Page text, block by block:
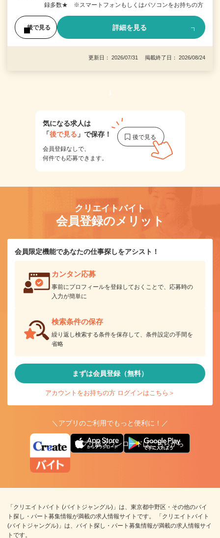
録多数★ ※スマートフォンもしくはパソコンをお持ちの方
後で見る 詳細を見る
更新日： 2026/07/31 掲載終了日： 2026/08/24
1
気になる求人は
「後で見る 」で保存！
会員登録なしで、
何件でも応募できます。
クリエイトバイト
会員登録のメリット
会員限定機能であなたの仕事探しをアシスト！
カンタン応募
事前にプロフィールを登録しておくことで、応募時の
入力が簡単に
検索条件の保存
繰り返し検索する条件を保存して、条件設定の手間を
省略
まずは会員登録（無料）
アカウントをお持ちの方 ログインはこちら＞
＼アプリのご利用でもっと便利に！／
アプリ版ダウンロードはこちらから
「クリエイトバイト (バイトジャングル)」は、東京都中野区・その他のバイ
ト探し・パート募集情報が満載の求人情報サイトです。 「クリエイトバイト
(バイトジャングル)」は、バイト探し・パート募集情報が満載の求人情報サイ
トです。